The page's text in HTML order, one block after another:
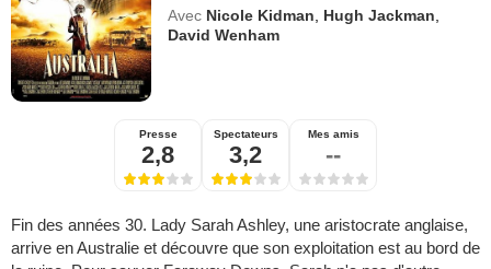
Avec Nicole Kidman Hugh Jackman
David Wenham
Presse
2,8
Spectateurs
3,2
Mes amis
--
Fin des années 30. Lady Sarah Ashley, une aristocrate anglaise,
arrive en Australie et découvre que son exploitation est au bord de